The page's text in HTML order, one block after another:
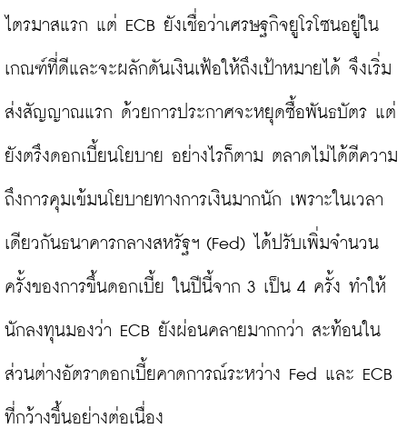
ไตรมาสแรก แต่ ECB ยังเชื่อว่าเศรษฐกิจยูโรโซนอยู่ใน
เกณฑ์ที่ดีและจะผลักดันเงินเฟ้อให้ถึงเป้าหมายได้ จึงเริ่ม
ส่งสัญญาณแรก ด้วยการประกาศจะหยุดซื้อพันธบัตร แต่
ยังตรึงดอกเบี้ยนโยบาย อย่างไรก็ตาม ตลาดไม่ได้ตีความ
ถึงการคุมเข้มนโยบายทางการเงินมากนัก เพราะในเวลา
เดียวกันธนาคารกลางสหรัฐฯ (Fed) ได้ปรับเพิ่มจำนวน
ครั้งของการขึ้นดอกเบี้ย ในปีนี้จาก 3 เป็น 4 ครั้ง ทำให้
นักลงทุนมองว่า ECB ยังผ่อนคลายมากกว่า สะท้อนใน
ส่วนต่างอัตราดอกเบี้ยคาดการณ์ระหว่าง Fed และ ECB
ที่กว้างขึ้นอย่างต่อเนื่อง